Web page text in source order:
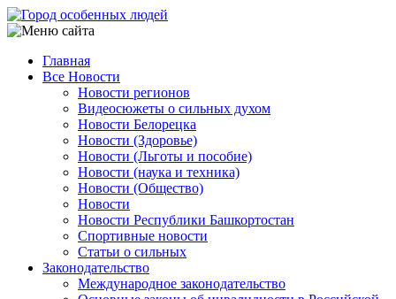
Перейти
к
содержанию
Main
navigation
Главная
Все Новости
Новости регионов
Видеосюжеты о сильных духом
Новости Белорецка
Новости (Здоровье)
Новости (Льготы и пособие)
Новости (наука и техника)
Новости (Общество)
Новости
Новости Республики Башкортостан
Спортивные новости
Статьи о сильных
Законодательство
Международное законодательство